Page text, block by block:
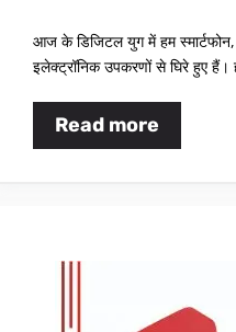
आज के डिजिटल युग में हम
इलेक्ट्रॉनिक उपकरणों से घिरे हुए हैं।
Read more